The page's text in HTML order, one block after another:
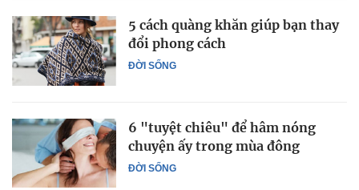
ĐỜI SỐNG
5 cách quàng khăn giúp bạn thay
đổi phong cách
ĐỜI SỐNG
6 "tuyệt chiêu" để hâm nóng
chuyện ấy trong mùa đông